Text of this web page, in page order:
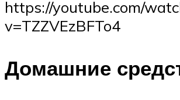
https://youtube.com/
v=TZZVEzBFTo4
Домашние